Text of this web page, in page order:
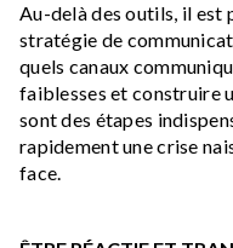
Au-delà des outils, il est
stratégie de
quels canaux
faiblesses et construire
sont des étapes
rapidement une crise
face.